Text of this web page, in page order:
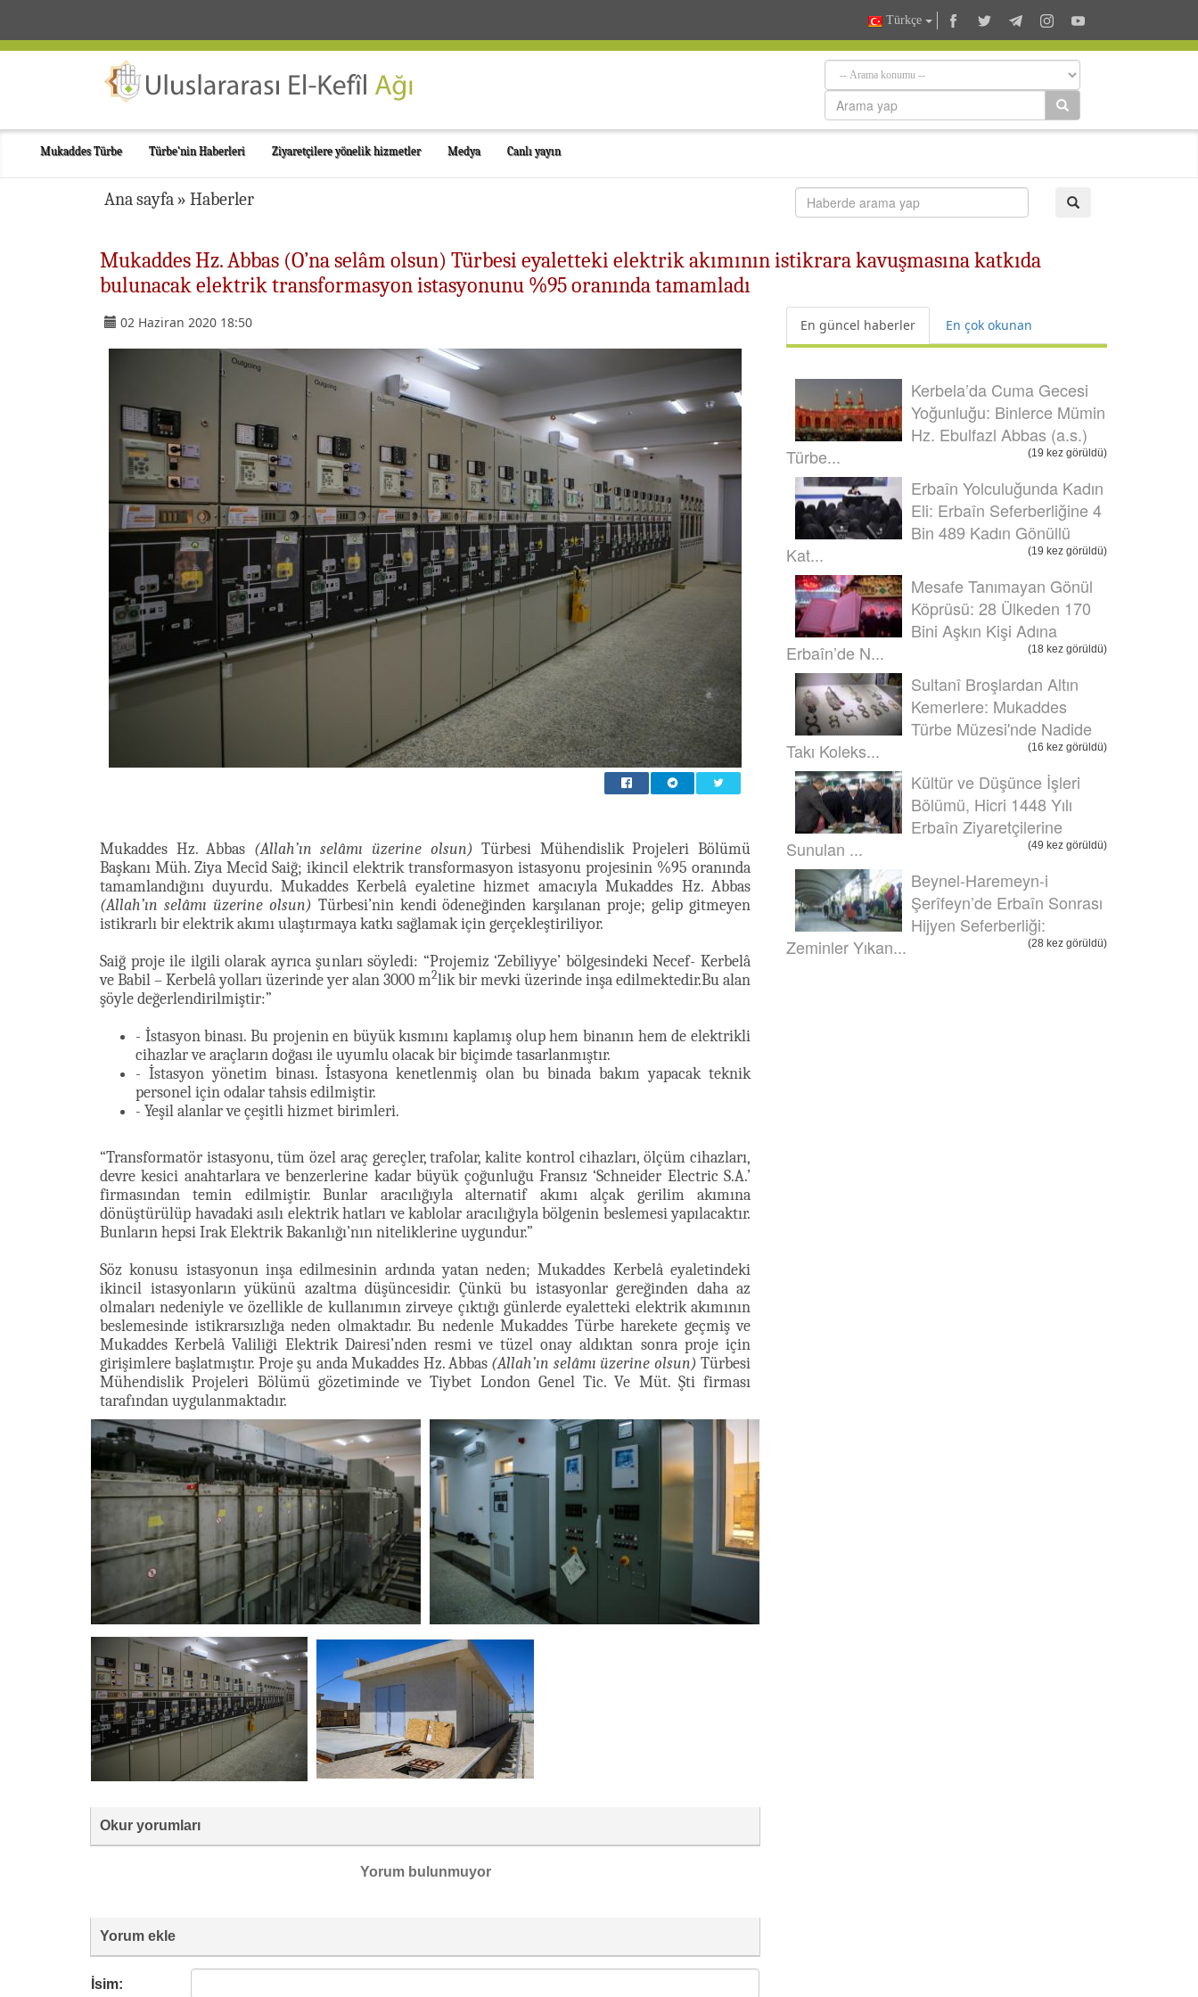
Türkçe
Mukaddes Türbe Türbe'nin Haberleri Ziyaretçilere yönelik hizmetler Medya Canlı yayın
Ana sayfa » Haberler
Mukaddes Hz. Abbas (O’na selâm olsun) Türbesi eyaletteki elektrik akımının istikrara kavuşmasına katkıda
bulunacak elektrik transformasyon istasyonunu %95 oranında tamamladı
02 Haziran 2020 18:50
Mukaddes Hz. Abbas (Allah’ın selâmı üzerine olsun) Türbesi Mühendislik Projeleri Bölümü
Başkanı Müh. Ziya Mecîd Saiğ; ikincil elektrik transformasyon istasyonu projesinin %95 oranında
tamamlandığını duyurdu. Mukaddes Kerbelâ eyaletine hizmet amacıyla Mukaddes Hz. Abbas
(Allah’ın selâmı üzerine olsun) Türbesi’nin kendi ödeneğinden karşılanan proje; gelip gitmeyen
istikrarlı bir elektrik akımı ulaştırmaya katkı sağlamak için gerçekleştiriliyor.
Saiğ proje ile ilgili olarak ayrıca şunları söyledi: “Projemiz ‘Zebîliyye’ bölgesindeki Necef- Kerbelâ
ve Babil – Kerbelâ yolları üzerinde yer alan 3000 m2lik bir mevki üzerinde inşa edilmektedir.Bu alan
şöyle değerlendirilmiştir:”
- İstasyon binası. Bu projenin en büyük kısmını kaplamış olup hem binanın hem de elektrikli
cihazlar ve araçların doğası ile uyumlu olacak bir biçimde tasarlanmıştır.
- İstasyon yönetim binası. İstasyona kenetlenmiş olan bu binada bakım yapacak teknik
personel için odalar tahsis edilmiştir.
- Yeşil alanlar ve çeşitli hizmet birimleri.
“Transformatör istasyonu, tüm özel araç gereçler, trafolar, kalite kontrol cihazları, ölçüm cihazları,
devre kesici anahtarlara ve benzerlerine kadar büyük çoğunluğu Fransız ‘Schneider Electric S.A.’
firmasından temin edilmiştir. Bunlar aracılığıyla alternatif akımı alçak gerilim akımına
dönüştürülüp havadaki asılı elektrik hatları ve kablolar aracılığıyla bölgenin beslemesi yapılacaktır.
Bunların hepsi Irak Elektrik Bakanlığı’nın niteliklerine uygundur.”
Söz konusu istasyonun inşa edilmesinin ardında yatan neden; Mukaddes Kerbelâ eyaletindeki
ikincil istasyonların yükünü azaltma düşüncesidir. Çünkü bu istasyonlar gereğinden daha az
olmaları nedeniyle ve özellikle de kullanımın zirveye çıktığı günlerde eyaletteki elektrik akımının
beslemesinde istikrarsızlığa neden olmaktadır. Bu nedenle Mukaddes Türbe harekete geçmiş ve
Mukaddes Kerbelâ Valiliği Elektrik Dairesi’nden resmi ve tüzel onay aldıktan sonra proje için
girişimlere başlatmıştır. Proje şu anda Mukaddes Hz. Abbas (Allah’ın selâmı üzerine olsun) Türbesi
Mühendislik Projeleri Bölümü gözetiminde ve Tiybet London Genel Tic. Ve Müt. Şti firması
tarafından uygulanmaktadır.
Okur yorumları
Yorum bulunmuyor
Yorum ekle
İsim:
En güncel haberler En çok okunan
Kerbela’da Cuma Gecesi
Yoğunluğu: Binlerce Mümin
Hz. Ebulfazl Abbas (a.s.)
Türbe...
(19 kez görüldü)
Erbaîn Yolculuğunda Kadın
Eli: Erbaîn Seferberliğine 4
Bin 489 Kadın Gönüllü
Kat...
(19 kez görüldü)
Mesafe Tanımayan Gönül
Köprüsü: 28 Ülkeden 170
Bini Aşkın Kişi Adına
Erbaîn’de N...
(18 kez görüldü)
Sultanî Broşlardan Altın
Kemerlere: Mukaddes
Türbe Müzesi'nde Nadide
Takı Koleks...
(16 kez görüldü)
Kültür ve Düşünce İşleri
Bölümü, Hicri 1448 Yılı
Erbaîn Ziyaretçilerine
Sunulan ...
(49 kez görüldü)
Beynel-Haremeyn-i
Şerîfeyn’de Erbaîn Sonrası
Hijyen Seferberliği:
Zeminler Yıkan...
(28 kez görüldü)